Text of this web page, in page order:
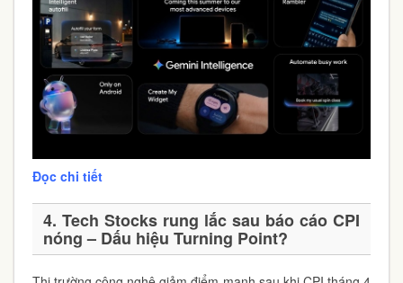
Đọc chi tiết
4. Tech Stocks rung lắc sau báo cáo CPI
nóng – Dấu hiệu Turning Point?